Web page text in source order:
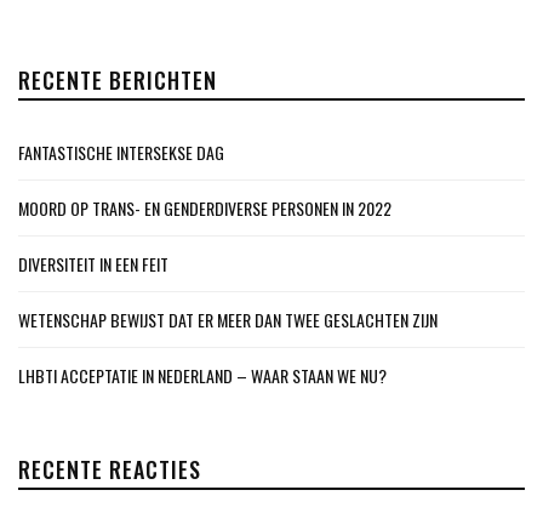
RECENTE BERICHTEN
FANTASTISCHE INTERSEKSE DAG
MOORD OP TRANS- EN GENDERDIVERSE PERSONEN IN 2022
DIVERSITEIT IN EEN FEIT
WETENSCHAP BEWIJST DAT ER MEER DAN TWEE GESLACHTEN ZIJN
LHBTI ACCEPTATIE IN NEDERLAND – WAAR STAAN WE NU?
RECENTE REACTIES